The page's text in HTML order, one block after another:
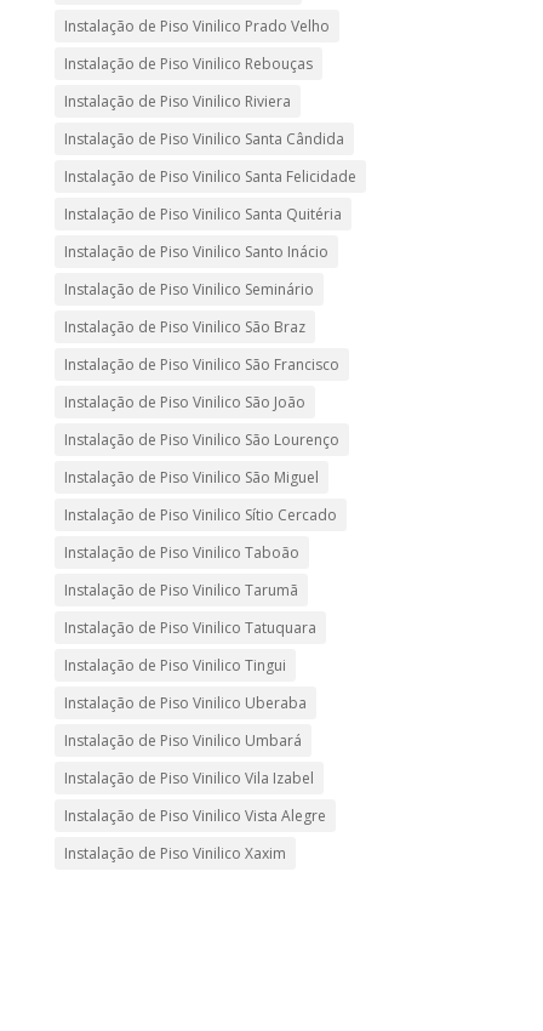
Instalação de Piso Vinilico Prado Velho
Instalação de Piso Vinilico Rebouças
Instalação de Piso Vinilico Riviera
Instalação de Piso Vinilico Santa Cândida
Instalação de Piso Vinilico Santa Felicidade
Instalação de Piso Vinilico Santa Quitéria
Instalação de Piso Vinilico Santo Inácio
Instalação de Piso Vinilico Seminário
Instalação de Piso Vinilico São Braz
Instalação de Piso Vinilico São Francisco
Instalação de Piso Vinilico São João
Instalação de Piso Vinilico São Lourenço
Instalação de Piso Vinilico São Miguel
Instalação de Piso Vinilico Sítio Cercado
Instalação de Piso Vinilico Taboão
Instalação de Piso Vinilico Tarumã
Instalação de Piso Vinilico Tatuquara
Instalação de Piso Vinilico Tingui
Instalação de Piso Vinilico Uberaba
Instalação de Piso Vinilico Umbará
Instalação de Piso Vinilico Vila Izabel
Instalação de Piso Vinilico Vista Alegre
Instalação de Piso Vinilico Xaxim